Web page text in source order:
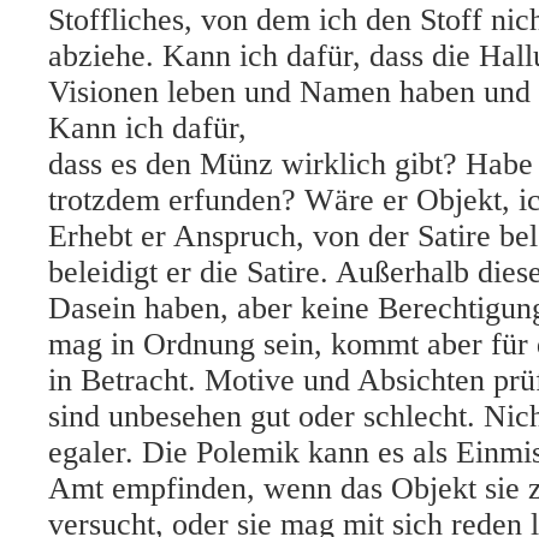
Stoffliches, von dem ich den Stoff
abziehe. Kann ich dafür, dass die
Visionen leben und Namen haben
Kann ich dafür,
dass es den Münz wirklich gibt?
trotzdem erfunden? Wäre er Objekt,
Erhebt er Anspruch, von der Satire
beleidigt er die Satire. Außerhalb
Dasein haben, aber keine
mag in Ordnung sein, kommt aber für
in Betracht. Motive und Absichten
sind unbesehen gut oder schlecht.
egaler. Die Polemik kann es als
Amt empfinden, wenn das Objekt sie
versucht, oder sie mag mit sich reden